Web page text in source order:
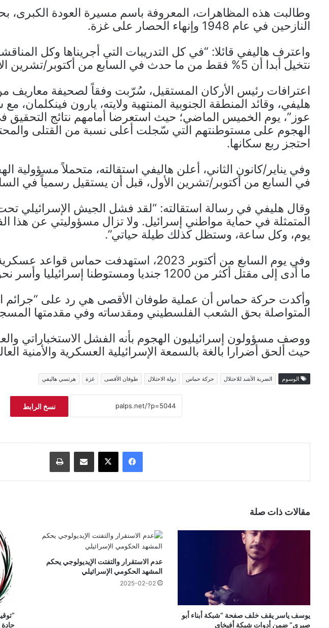
وطالبت هذه المظاهرات، المعروفة باسم مسيرة العودة الكبرى،
النازحين في عام 1948 وإنهاء الحصار على غزة.
واعترف هاليفي قائلا: “في كل التدريبات التي أجريناها وكل
نتخيل أبدا أن 5% فقط من ما حدث في السابع من أكتوبر/تشرين الأول يمكن أن يحدث”.
اعترافات رئيس الأركان المستقيل، سُرّبت وفقاً لصحيفة معاريف
هليفي، وقائد المنطقة الجنوبية المنتهية ولايته، يارون فينكلمان،
عوز”، يوم الخميس الماضي؛ حيث استعرضا أمامهم نتائج التحقيق
الهجوم على مستوطنتهم التي سّجلت أعلى نسبة من القتلى
احتجز ربع سكانها.
وفي يناير/كانون الثاني، أعلن هاليفي استقالته، متحملاً مسؤولية
في السابع من أكتوبر/تشرين الأول، قبل أن يستقيل رسمياً في
وقال هليفي في رسالة استقالته: “لقد فشل الجيش الإسرائيلي
المتمثلة في حماية مواطني إسرائيل. ولا تزال مسؤوليتي عن هذا
يوم، وكل ساعة، وستظل كذلك طيلة حياتي”.
وفي يوم السابع من أكتوبر 2023، استهدفت
ما أدى إلى مقتل أكثر من 1200 جنديا ومستوطنا إسرائيليا وأسر نحو 250 آخرين.
وأكدت حركة حماس أن عملية طوفان الأقصى هي رد على “جرائم
المتواصلة بحق الشعب الفلسطيني ومقدساته وفي مقدمتها
ووصف مسؤولون إسرائيليون الهجوم بأنه الفشل الاستخباراتي
حيث ألحق أضرارا بالغة بالسمعة الإسرائيلية العسكرية والأمنية
الوسوم الضربة الأشد للاحتلال حركة حماس دولة الاحتلال طوفان الأقصى غزة هرتسي هاليفي
نسخ الرابط
فيسبوك ‫X مشاركة عبر البريد طباعة
مقالات ذات صلة
يوسف ياسر يقف خلف صفحة “شبكة أبناء أبو
صبري” ضمن أدوات شبكة أفيخاي
عدم الاستقرار والتفتت الإيديولوجي يحكم
المشهد الحكومي الإسرائيلي
2025-02-02
حادة